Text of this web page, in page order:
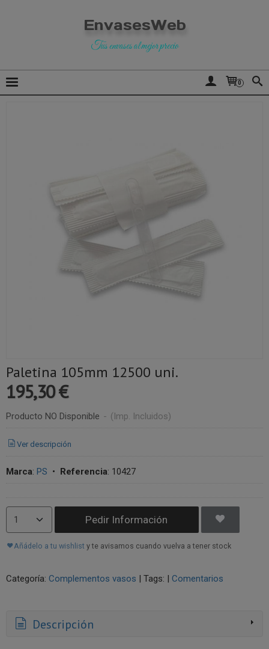
EnvasesWeb
Tus envases al mejor precio
0
Paletina 105mm 12500 uni.
195,30 €
Producto NO Disponible - (Imp. Incluidos)
Ver descripción
Marca: PS • Referencia: 10427
Pedir Información
Añádelo a tu wishlist y te avisamos cuando vuelva a tener stock
Categoría: Complementos vasos | Tags: | Comentarios
Descripción